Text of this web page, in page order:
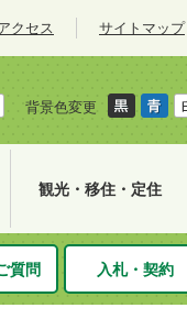
クセス サイトマップ
背景色変更
観光・移住・定住
質問 入札・契約